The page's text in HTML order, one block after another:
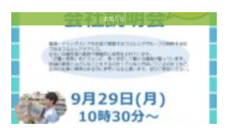
お知らせ